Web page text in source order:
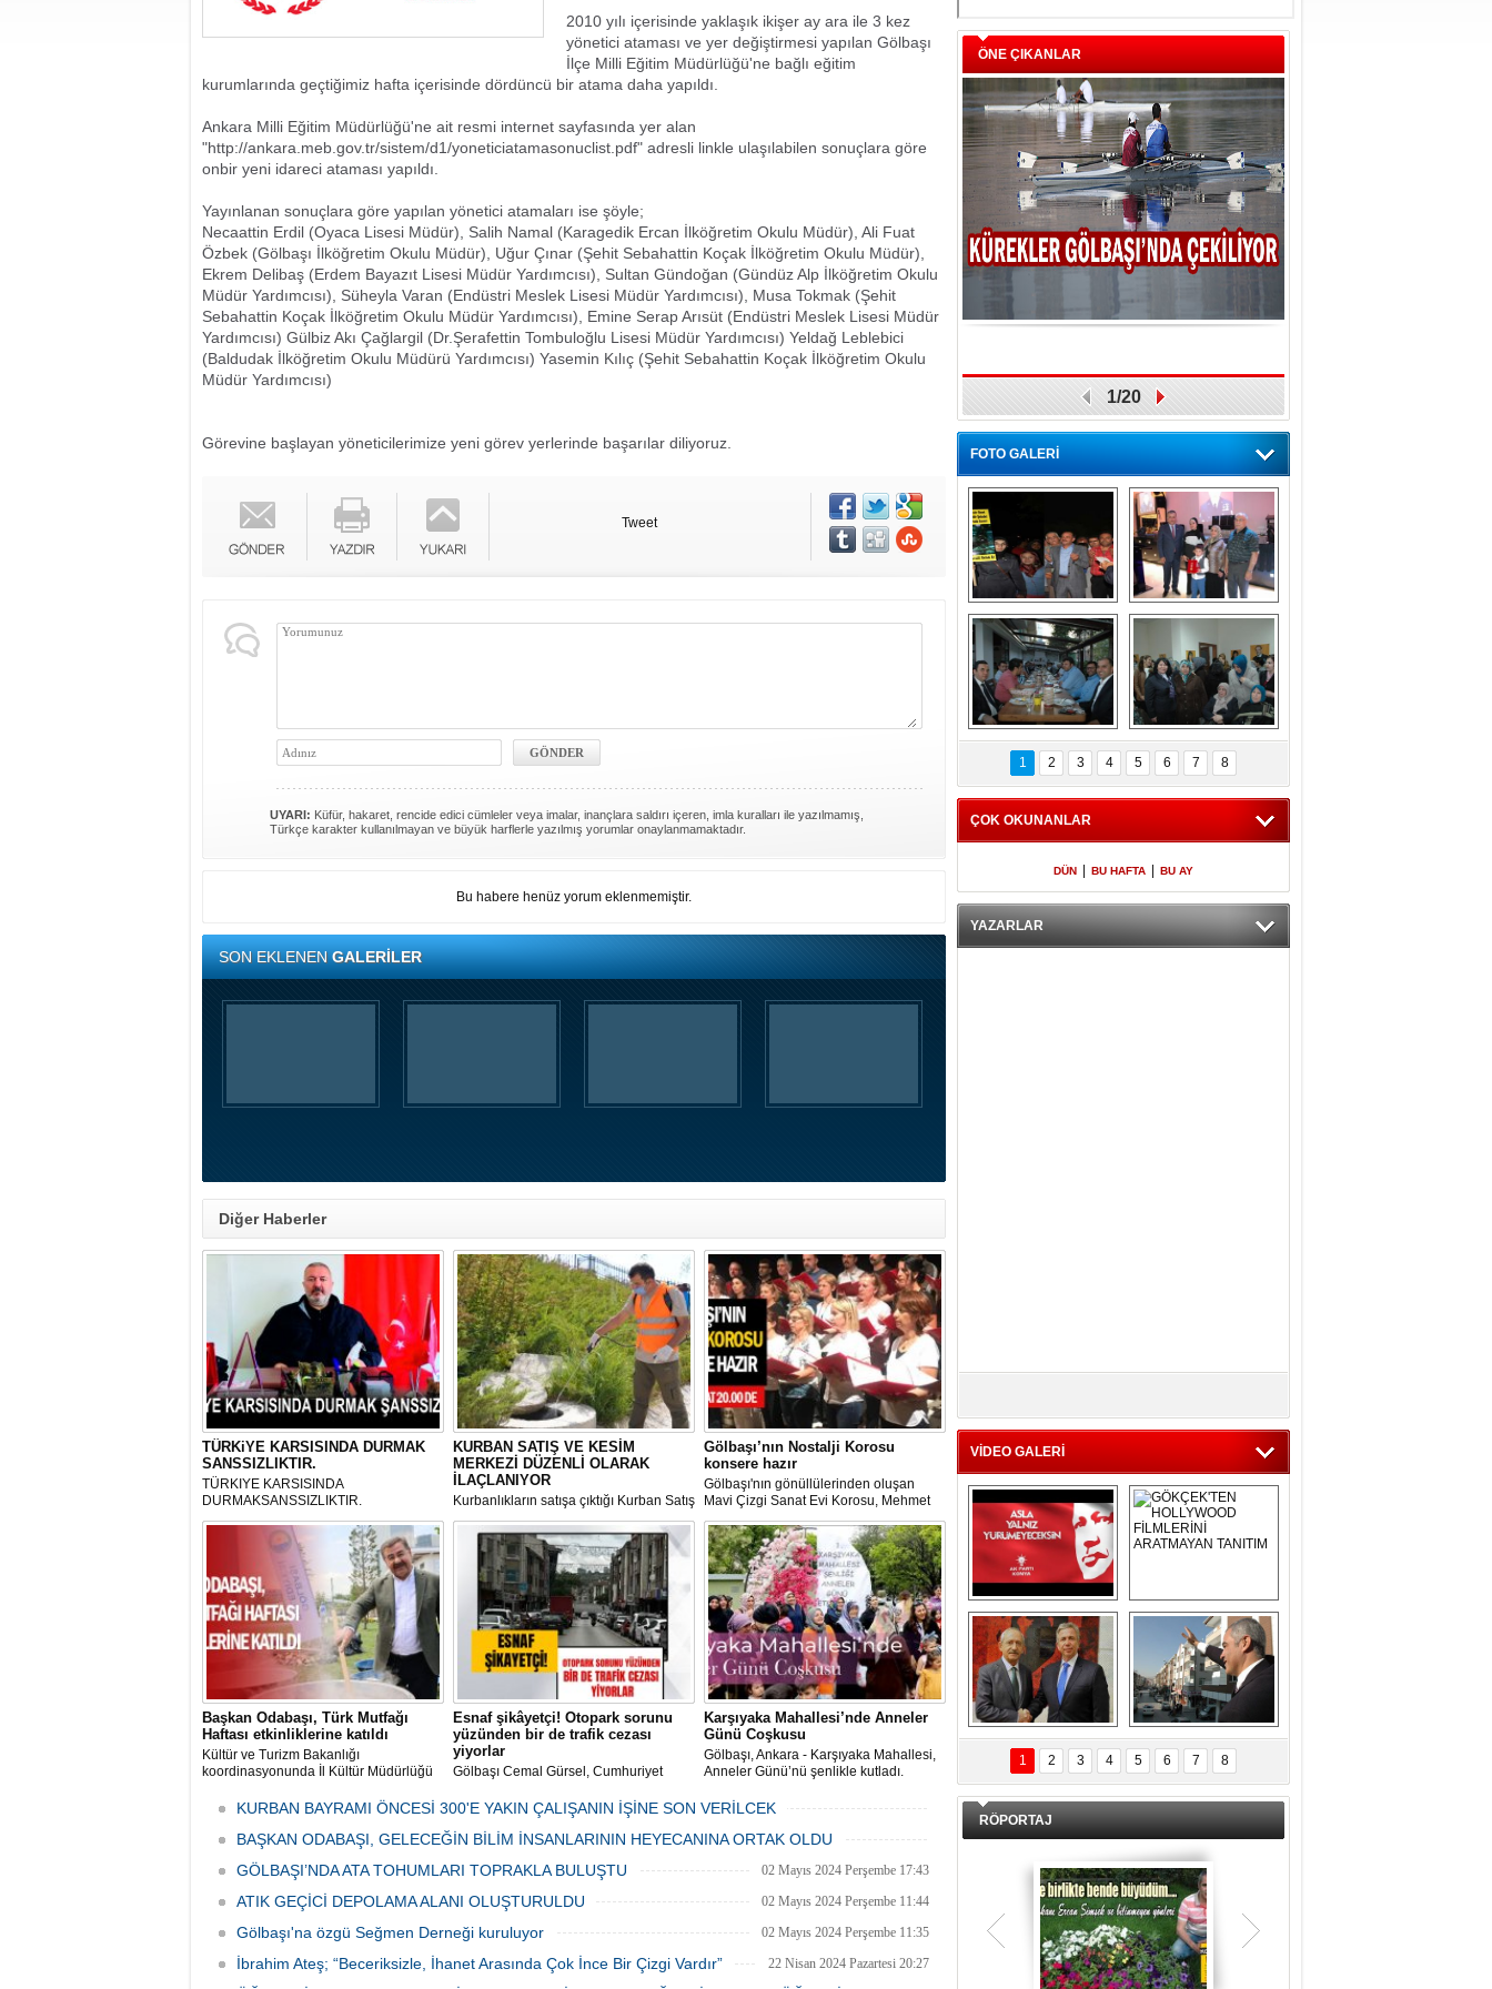
2010 yılı içerisinde yaklaşık ikişer ay ara ile 3 kez
yönetici ataması ve yer değiştirmesi yapılan Gölbaşı
İlçe Milli Eğitim Müdürlüğü'ne bağlı eğitim
kurumlarında geçtiğimiz hafta içerisinde dördüncü bir atama daha yapıldı.
Ankara Milli Eğitim Müdürlüğü'ne ait resmi internet sayfasında yer alan
"http://ankara.meb.gov.tr/sistem/d1/yoneticiatamasonuclist.pdf" adresli linkle ulaşılabilen sonuçlara göre
onbir yeni idareci ataması yapıldı.
Yayınlanan sonuçlara göre yapılan yönetici atamaları ise şöyle;
Necaattin Erdil (Oyaca Lisesi Müdür), Salih Namal (Karagedik Ercan İlköğretim Okulu Müdür), Ali Fuat
Özbek (Gölbaşı İlköğretim Okulu Müdür), Uğur Çınar (Şehit Sebahattin Koçak İlköğretim Okulu Müdür),
Ekrem Delibaş (Erdem Bayazıt Lisesi Müdür Yardımcısı), Sultan Gündoğan (Gündüz Alp İlköğretim Okulu
Müdür Yardımcısı), Süheyla Varan (Endüstri Meslek Lisesi Müdür Yardımcısı), Musa Tokmak (Şehit
Sebahattin Koçak İlköğretim Okulu Müdür Yardımcısı), Emine Serap Arısüt (Endüstri Meslek Lisesi Müdür
Yardımcısı) Gülbiz Akı Çağlargil (Dr.Şerafettin Tombuloğlu Lisesi Müdür Yardımcısı) Yeldağ Leblebici
(Baldudak İlköğretim Okulu Müdürü Yardımcısı) Yasemin Kılıç (Şehit Sebahattin Koçak İlköğretim Okulu
Müdür Yardımcısı)
Görevine başlayan yöneticilerimize yeni görev yerlerinde başarılar diliyoruz.
Tweet
UYARI: Küfür, hakaret, rencide edici cümleler veya imalar, inançlara saldırı içeren, imla kuralları ile yazılmamış,
Türkçe karakter kullanılmayan ve büyük harflerle yazılmış yorumlar onaylanmamaktadır.
Bu habere henüz yorum eklenmemiştir.
SON EKLENENGALERİLER
Diğer Haberler
TÜRKiYE KARSISINDA DURMAK
SANSSIZLIKTIR.
TÜRKIYE KARSISINDA
DURMAKSANSSIZLIKTIR.
KURBAN SATIŞ VE KESİM
MERKEZİ DÜZENLİ OLARAK
İLAÇLANIYOR
Kurbanlıkların satışa çıktığı Kurban Satış
ve Kesim Merkezi, haşere ve
mikropların önüne geçilmesi amacıyla
her gün Gölbaşı Belediyesi ekipleri
tarafından düzenli olarak ilaçlanıyor.
Gölbaşı’nın Nostalji Korosu
konsere hazır
Gölbaşı'nın gönüllülerinden oluşan
Mavi Çizgi Sanat Evi Korosu, Mehmet
Akif Ersoy Kültür Merkezi’nde vereceği
konsere hızır.
Başkan Odabaşı, Türk Mutfağı
Haftası etkinliklerine katıldı
Kültür ve Turizm Bakanlığı
koordinasyonunda İl Kültür Müdürlüğü
Haftası" etkinlikleri Ankara'da devam
Esnaf şikâyetçi! Otopark sorunu
yüzünden bir de trafik cezası
yiyorlar
Gölbaşı Cemal Gürsel, Cumhuriyet
bulunan esnaf ve alışverişe gelen
vatandaşlar park cezaları yüzünden
canından bezdi.
Karşıyaka Mahallesi’nde Anneler
Günü Coşkusu
Gölbaşı, Ankara - Karşıyaka Mahallesi,
Anneler Günü’nü şenlikle kutladı.
öncülüğünde düzenlenen 1. Karşıyaka
KURBAN BAYRAMI ÖNCESİ 300'E YAKIN ÇALIŞANIN İŞİNE SON VERİLCEK
06 Mayıs 2024 Pazartesi 15:47
BAŞKAN ODABAŞI, GELECEĞİN BİLİM İNSANLARININ HEYECANINA ORTAK OLDU
06 Mayıs 2024 Pazartesi 15:31
GÖLBAŞI’NDA ATA TOHUMLARI TOPRAKLA BULUŞTU 02 Mayıs 2024 Perşembe 17:43
ATIK GEÇİCİ DEPOLAMA ALANI OLUŞTURULDU 02 Mayıs 2024 Perşembe 11:44
Gölbaşı'na özgü Seğmen Derneği kuruluyor 02 Mayıs 2024 Perşembe 11:35
İbrahim Ateş; “Beceriksizle, İhanet Arasında Çok İnce Bir Çizgi Vardır” 22 Nisan 2024 Pazartesi 20:27
ÖNE ÇIKANLAR
1/20
FOTO GALERİ
Gölbaşı GAZZE
İÇİN YÜRÜDÜ
Kaymakamlıktan
iftar yemeği
Kaymakamlıktan
iftar yemeği
NERGÜL
YILDIRIM SEÇİM
BÜROSUNU AÇTI
1 2 3 4 5 6 7 8
ÇOK OKUNANLAR
DÜN BU HAFTA BU AY
YAZARLAR
VİDEO GALERİ
Asla Yalnız
Yürümeyeceksin
Uzun Adam
GÖKÇEK'TEN
HOLLYWOOD
FİLMLERİNİ
ARATMAYAN
TANITIM
DAL İÇERİ ZÜBÜK!
ERCAN ŞİMŞEK
GÖLBAŞI'NDA
KASIRGA ETKİSİ
YARATTI !
1 2 3 4 5 6 7 8
RÖPORTAJ
Teşrik tekbiri nedir? Ne anlama gelir?